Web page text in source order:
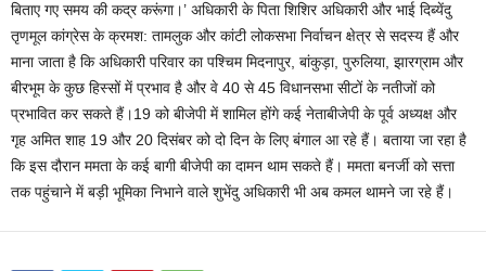
बिताए गए समय की कद्र करूंगा।’ अधिकारी के पिता शिशिर अधिकारी और भाई दिब्येंदु
तृणमूल कांग्रेस के क्रमश: तामलुक और कांटी लोकसभा निर्वाचन क्षेत्र से सदस्य हैं और
माना जाता है कि अधिकारी परिवार का पश्चिम मिदनापुर, बांकुड़ा, पुरुलिया, झारग्राम और
बीरभूम के कुछ हिस्सों में प्रभाव है और वे 40 से 45 विधानसभा सीटों के नतीजों को
प्रभावित कर सकते हैं।19 को बीजेपी में शामिल होंगे कई नेताबीजेपी के पूर्व अध्यक्ष और
गृह अमित शाह 19 और 20 दिसंबर को दो दिन के लिए बंगाल आ रहे हैं। बताया जा रहा है
कि इस दौरान ममता के कई बागी बीजेपी का दामन थाम सकते हैं। ममता बनर्जी को सत्ता
तक पहुंचाने में बड़ी भूमिका निभाने वाले शुभेंदु अधिकारी भी अब कमल थामने जा रहे हैं।